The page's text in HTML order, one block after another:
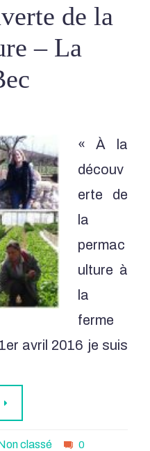
de la
– La
« À la
découv
erte de
la
permac
ulture à
la
ferme
avril 2016 je suis
classé 0